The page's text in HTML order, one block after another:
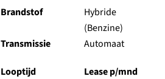
Brandstof
Hybride
(Benzine)
Transmissie
Automaat
Looptijd
Lease p/mnd